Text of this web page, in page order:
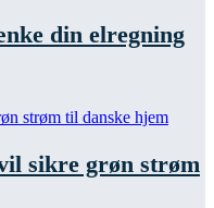
din elregning
sikre grøn strøm